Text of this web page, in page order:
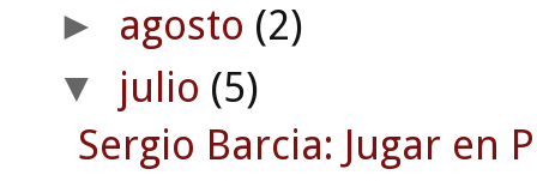
► agosto (2)
▼ julio (5)
Sergio Barcia: Jugar en